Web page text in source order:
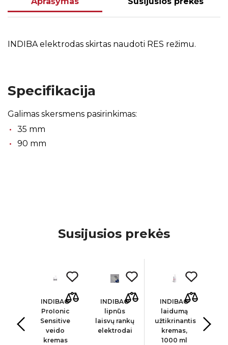
INDIBA elektrodas skirtas naudoti RES režimu.
Specifikacija
Galimas skersmens pasirinkimas:
35 mm
90 mm
Susijusios prekės
INDIBA®
ProIonic
Sensitive
veido
kremas
INDIBA®
lipnūs
laisvų rankų
elektrodai
INDIBA®
laidumą
užtikrinantis
kremas,
1000 ml